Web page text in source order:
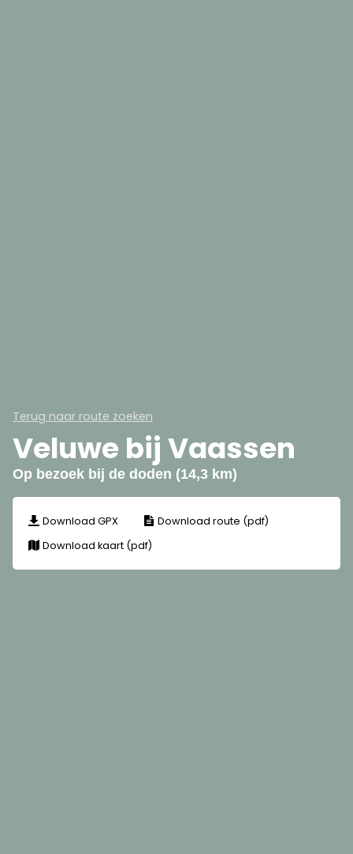
Terug naar route zoeken
Veluwe bij Vaassen
Op bezoek bij de doden (14,3 km)
Download GPX
Download route (pdf)
Download kaart (pdf)